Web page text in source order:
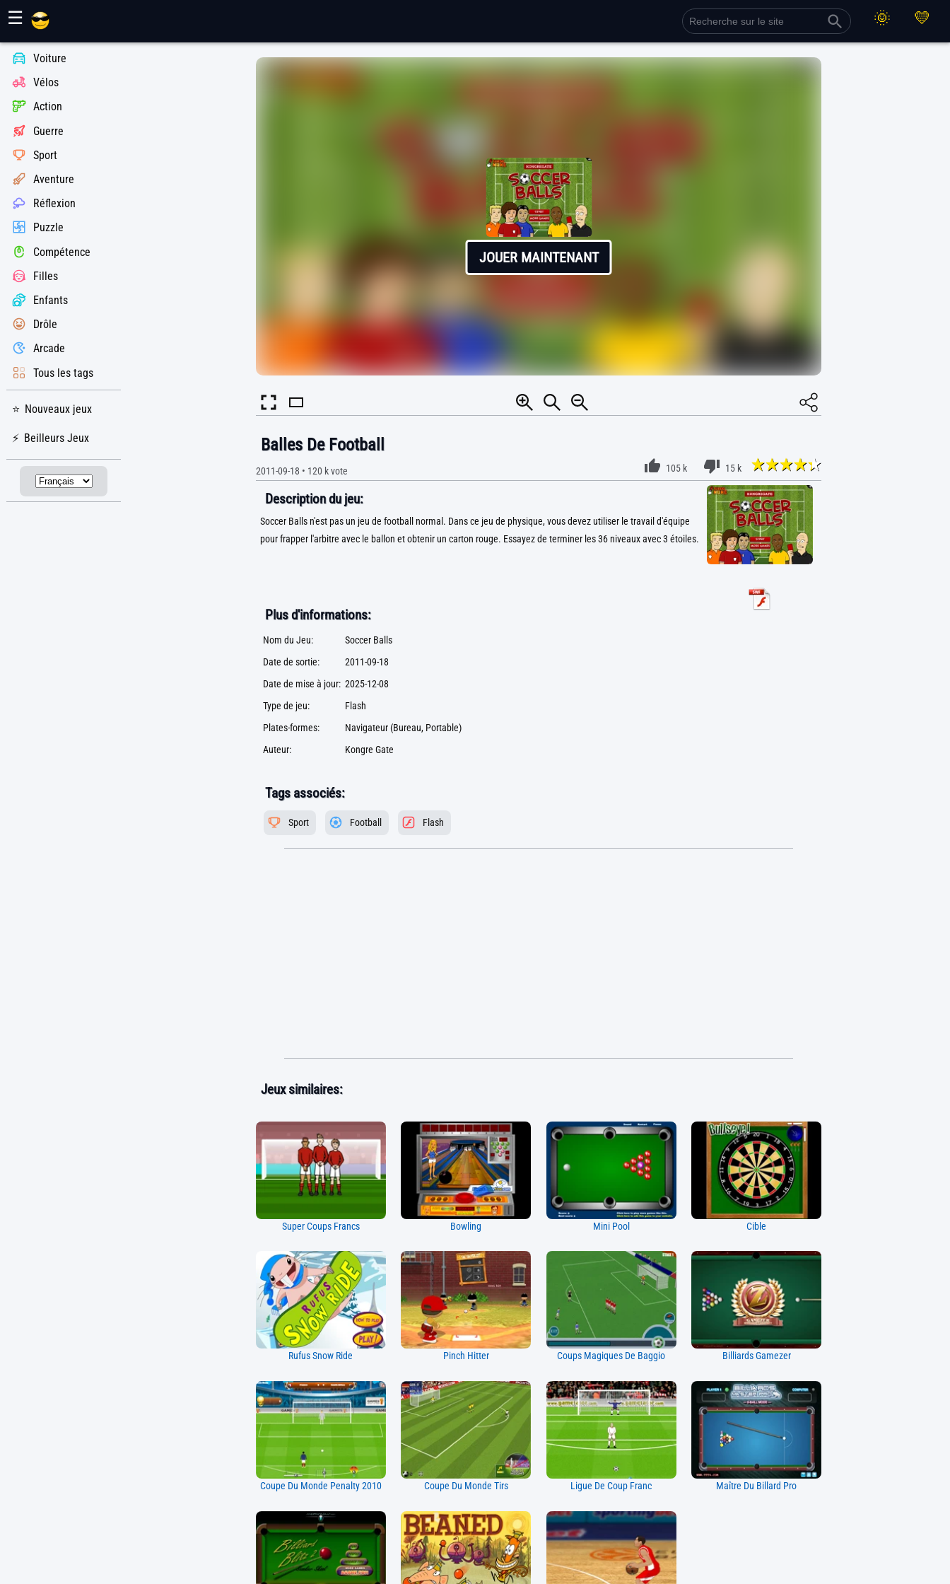
☰
Voiture
Vélos
Action
Guerre
Sport
Aventure
Réflexion
Puzzle
Compétence
Filles
Enfants
Drôle
Arcade
Tous les tags
Nouveaux jeux
Beilleurs Jeux
JOUER MAINTENANT
Balles De Football
2011-09-18 • 120 kvote 105 k 15 k
Description du jeu:
Soccer Balls n'est pas un jeu de football normal. Dans ce jeu de physique, vous devez utiliser le travail d'équipe
pour frapper l'arbitre avec le ballon et obtenir un carton rouge. Essayez de terminer les 36 niveaux avec 3 étoiles.
Plus d'informations:
Nom du Jeu:
Soccer Balls
Date de sortie:
2011-09-18
Date de mise à jour: 2025-12-08
Type de jeu:
Flash
Plates-formes:
Navigateur (Bureau, Portable)
Auteur:
Kongre Gate
Tags associés:
Sport Football Flash
Jeux similaires:
Super Coups Francs Bowling Mini Pool Cible
Rufus Snow Ride Pinch Hitter Coups Magiques De Baggio Billiards Gamezer
Coupe Du Monde Penalty 2010 Coupe Du Monde Tirs Ligue De Coup Franc Maître Du Billard Pro